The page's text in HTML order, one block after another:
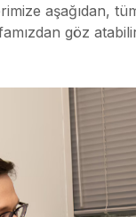
aşağıdan,
göz